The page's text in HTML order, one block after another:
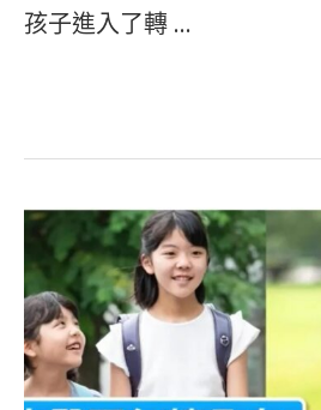
孩子進入了轉 …